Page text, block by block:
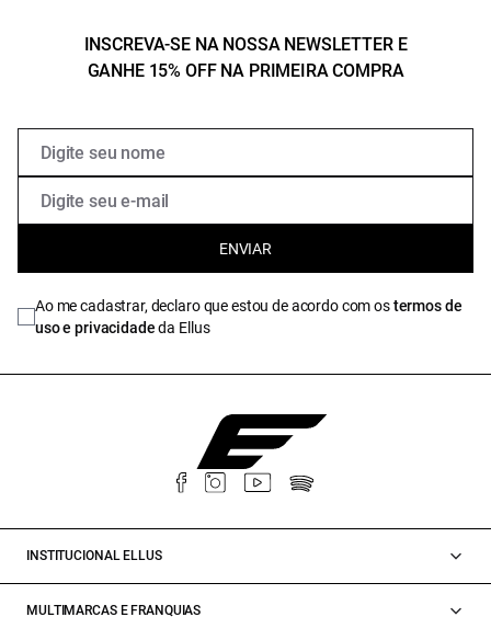
INSCREVA-SE NA NOSSA NEWSLETTER E
GANHE 15% OFF NA PRIMEIRA COMPRA
ENVIAR
Ao me cadastrar, declaro que estou de acordo com ostermos de
uso e privacidadeda Ellus
INSTITUCIONAL ELLUS
MULTIMARCAS E FRANQUIAS